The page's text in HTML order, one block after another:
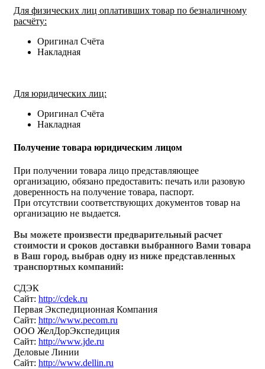
Для физических лиц оплативших товар по безналичному
расчёту:
Оригинал Счёта
Накладная
Для юридических лиц:
Оригинал Счёта
Накладная
Получение товара юридическим лицом
При получении товара лицо представляющее
организацию, обязано предоставить: печать или разовую
доверенность на получение товара, паспорт.
При отсутствии соответствующих документов товар на
организацию не выдается.
Вы можете произвести предварительный расчет
стоимости и сроков доставки выбранного Вами товара
в Ваш город, выбрав одну из ниже представленных
транспортных компаний:
СДЭК
Сайт: http://cdek.ru
Первая Экспедиционная Компания
Сайт: http://www.pecom.ru
ООО ЖелДорЭкспедиция
Сайт: http://www.jde.ru
Деловые Линии
Сайт: http://www.dellin.ru